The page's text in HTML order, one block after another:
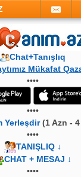
Chat+Tanışlıq
Mükafat
••••
••••
Yerleşdir(1 Azn - 4
••••
TANIŞLIQ ↓
CHAT + MESAJ ↓
••••